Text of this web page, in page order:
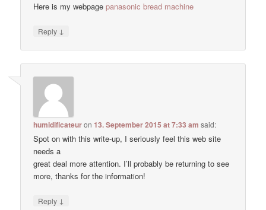
Here is my webpagepanasonic bread machine
Reply ↓
humidificateuron13. September 2015 at 7:33 am said:
Spot on with this write-up, I seriously feel this web site
needs a
great deal more attention. I’ll probably be returning to see
more, thanks for the information!
Reply ↓